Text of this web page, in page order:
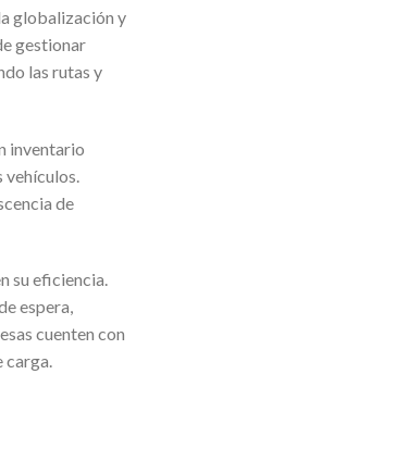
globalización y
gestionar
las rutas y
inventario
de
su eficiencia.
espera,
cuenten con
carga.